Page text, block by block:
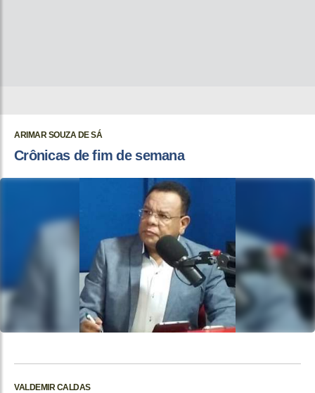
ARIMAR SOUZA DE SÁ
Crônicas de fim de semana
VALDEMIR CALDAS